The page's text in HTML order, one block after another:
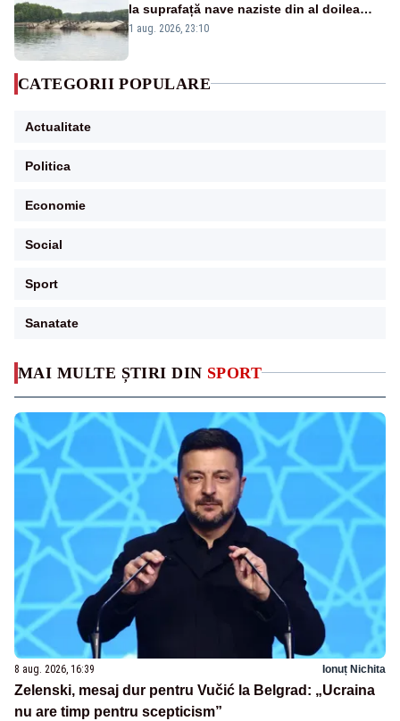
MAI MULTE ȘTIRI DIN SPORT
8 aug. 2026, 16:39 Ionuț Nichita
Zelenski, mesaj dur pentru Vučić la Belgrad: „Ucraina
nu are timp pentru scepticism”
la suprafață nave naziste din al doilea
război mondial
1 aug. 2026, 23:10
CATEGORII POPULARE
Actualitate
Politica
Economie
Social
Sport
Sanatate